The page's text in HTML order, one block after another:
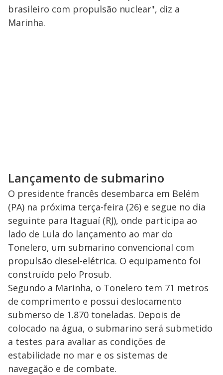
brasileiro com propulsão nuclear", diz a
Marinha.
Lançamento de submarino
O presidente francês desembarca em Belém
(PA) na próxima terça-feira (26) e segue no dia
seguinte para Itaguaí (RJ), onde participa ao
lado de Lula do lançamento ao mar do
Tonelero, um submarino convencional com
propulsão diesel-elétrica. O equipamento foi
construído pelo Prosub.
Segundo a Marinha, o Tonelero tem 71 metros
de comprimento e possui deslocamento
submerso de 1.870 toneladas. Depois de
colocado na água, o submarino será submetido
a testes para avaliar as condições de
estabilidade no mar e os sistemas de
navegação e de combate.